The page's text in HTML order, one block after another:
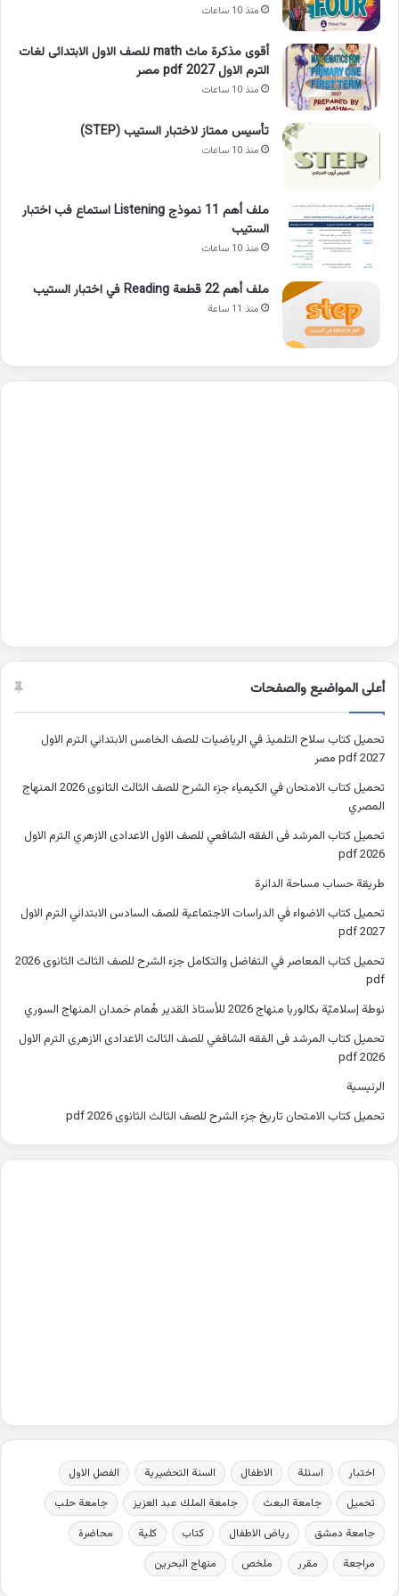
منذ 10 ساعات
أقوى مذكرة ماث math للصف الاول الابتدائى لغات
الترم الاول pdf 2027 مصر
منذ 10 ساعات
تأسيس ممتاز لاختبار الستيب (STEP)
منذ 10 ساعات
ملف أهم 11 نموذج Listening استماع فب اختبار
الستيب
منذ 10 ساعات
ملف أهم 22 قطعة Reading في اختبار الستيب
منذ 11 ساعة
أعلى المواضيع والصفحات
تحميل كتاب سلاح التلميذ في الرياضيات للصف الخامس الابتدائي الترم الاول
2027 pdf مصر
تحميل كتاب الامتحان في الكيمياء جزء الشرح للصف الثالث الثانوى 2026 المنهاج
المصري
تحميل كتاب المرشد فى الفقه الشافعي للصف الاول الاعدادى الازهري الترم الاول
2026 pdf
طريقة حساب مساحة الدائرة
تحميل كتاب الاضواء في الدراسات الاجتماعية للصف السادس الابتدائي الترم الاول
2027 pdf
تحميل كتاب المعاصر في التفاضل والتكامل جزء الشرح للصف الثالث الثانوى 2026
pdf
نوطة إسلاميّة بكالوريا منهاج 2026 للأستاذ القدير هُمام حَمدان المنهاج السوري
تحميل كتاب المرشد فى الفقه الشافغي للصف الثالث الاعدادى الازهرى الترم الاول
2026 pdf
الرئيسية
تحميل كتاب الامتحان تاريخ جزء الشرح للصف الثالث الثانوى 2026 pdf
اختبار اسئلة الاطفال السنة التحضيرية
الفصل الاول
تحميل
جامعة البعث جامعة الملك عبد العزيز
جامعة حلب
جامعة دمشق
رياض الاطفال كتاب كلية
محاضرة
مراجعة
مقرر ملخص منهاج البحرين